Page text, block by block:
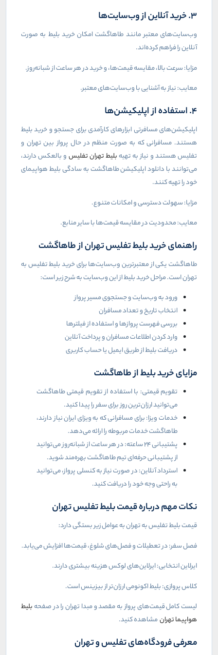
۳. خرید آنلاین از وب‌سایت‌ها
وب‌سایت‌های معتبر مانند طاهاگشت امکان خرید بلیط به صورت
آنلاین را فراهم کرده‌اند.
مزایا: سرعت بالا، مقایسه قیمت‌ها، و خرید در هر ساعت از شبانه‌روز.
معایب: نیاز به آشنایی با وب‌سایت‌های معتبر.
۴. استفاده از اپلیکیشن‌ها
اپلیکیشن‌های مسافرتی ابزارهای کارآمدی برای جستجو و خرید بلیط
هستند. مسافرانی که به صورت منظم در حال پرواز بین تهران و
تفلیس هستند و نیاز به تهیه بلیط تهران تفلیس و بالعکس دارند،
می‌توانند با دانلود اپلیکیشن طاهاگشت به سادگی بلیط هواپیمای
خود را تهیه کنند.
مزایا: سهولت دسترسی و امکانات متنوع.
معایب: محدودیت در مقایسه قیمت‌ها با سایر منابع.
راهنمای خرید بلیط تفلیس تهران از طاهاگشت
طاهاگشت یکی از معتبرترین وب‌سایت‌ها برای خرید بلیط تفلیس به
تهران است. مراحل خرید بلیط از این وب‌سایت به شرح زیر است:
ورود به وب‌سایت و جستجوی مسیر پرواز
انتخاب تاریخ و تعداد مسافران
بررسی فهرست پروازها و استفاده از فیلترها
وارد کردن اطلاعات مسافران و پرداخت آنلاین
دریافت بلیط از طریق ایمیل یا حساب کاربری
مزایای خرید بلیط از طاهاگشت
تقویم قیمتی: با استفاده از تقویم قیمتی طاهاگشت
می‌توانید ارزان‌ترین روز برای سفر را پیدا کنید.
خدمات ویزا: برای مسافرانی که به ویزای ایران نیاز دارند،
طاهاگشت خدمات مربوطه را ارائه می‌دهد.
پشتیبانی ۲۴ ساعته: در هر ساعت از شبانه‌روز می‌توانید
از پشتیبانی حرفه‌ای تیم طاهاگشت بهره‌مند شوید.
استرداد آنلاین: در صورت نیاز به کنسلی پرواز، می‌توانید
به راحتی وجه خود را دریافت کنید.
نکات مهم درباره قیمت بلیط تفلیس تهران
قیمت بلیط تفلیس به تهران به عوامل زیر بستگی دارد:
فصل سفر: در تعطیلات و فصل‌های شلوغ، قیمت‌ها افزایش می‌یابد.
ایرلاین انتخابی: ایرلاین‌های لوکس هزینه بیشتری دارند.
کلاس پروازی: بلیط اکونومی ارزان‌تر از بیزینس است.
لیست کامل قیمت‌های پرواز به مقصد و مبدا تهران را در صفحه بلیط
هواپیما تهرانمشاهده کنید.
معرفی فرودگاه‌های تفلیس و تهران